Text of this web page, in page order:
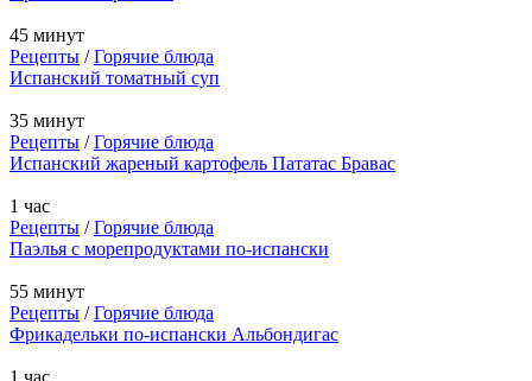
45 минут
Рецепты /Горячие блюда
Испанский томатный суп
35 минут
Рецепты /Горячие блюда
Испанский жареный картофель Пататас Бравас
1 час
Рецепты /Горячие блюда
Паэлья с морепродуктами по-испански
55 минут
Рецепты /Горячие блюда
Фрикадельки по-испански Альбондигас